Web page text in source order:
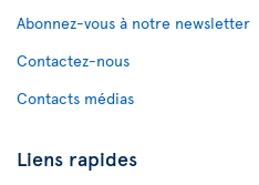
Abonnez-vous à notre newsletter
Contactez-nous
Contacts médias
Liens rapides